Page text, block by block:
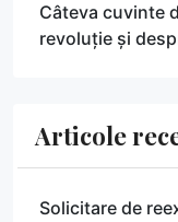
Câteva cuvinte
revoluție și
Articole
Solicitare de